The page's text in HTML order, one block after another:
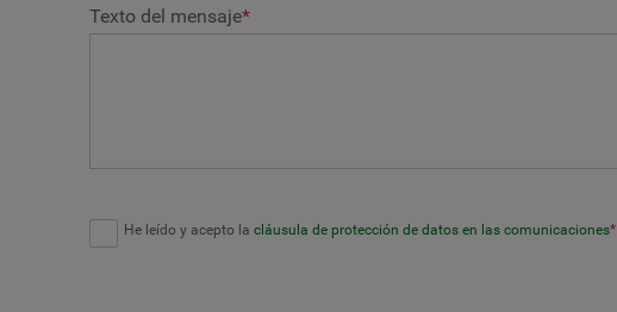
Texto del mensaje*
He leído y acepto la cláusula de protección de datos en las comunicaciones*